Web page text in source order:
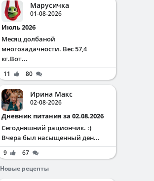
Марусичка
01-08-2026
Июль 2026
Месяц долбаной
многозадачности. Вес 57,4
кг.Вот...
11 80
Ирина Макс
02-08-2026
Дневник питания за 02.08.2026
Сегодняшний рациончик. :)
Вчера был насыщенный ден...
9
67
Новые рецепты